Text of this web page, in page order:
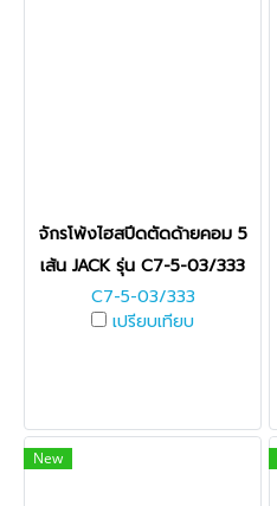
จักรโพ้งไฮสปีดตัดด้ายคอม 5
เส้น JACK รุ่น C7-5-03/333
C7-5-03/333
เปรียบเทียบ
New